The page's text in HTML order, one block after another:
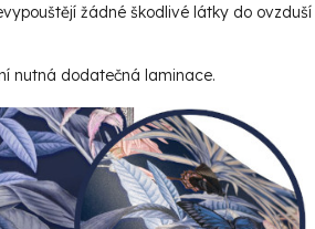
žádné škodlivé látky do ovzduší
nutná dodatečná laminace.